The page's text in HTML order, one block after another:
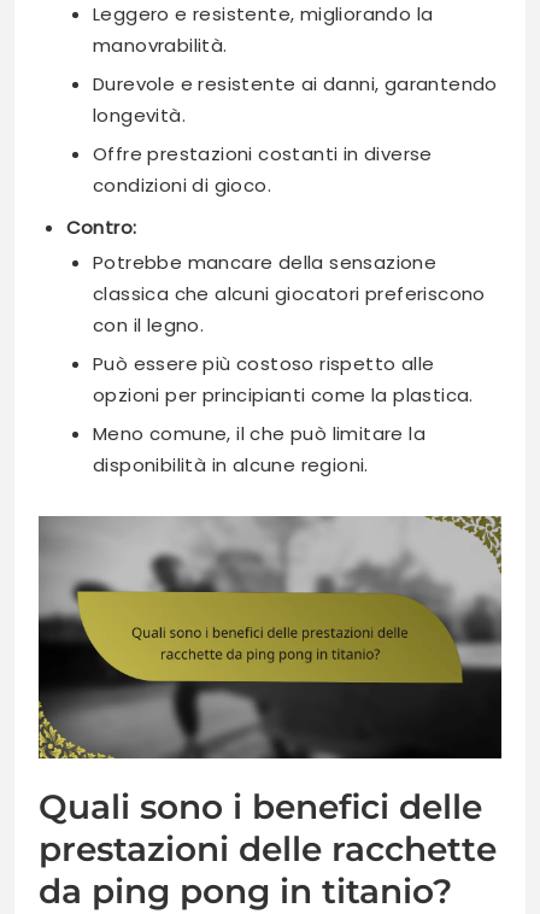
Leggero e resistente, migliorando la
manovrabilità.
Durevole e resistente ai danni, garantendo
longevità.
Offre prestazioni costanti in diverse
condizioni di gioco.
Contro:
Potrebbe mancare della sensazione
classica che alcuni giocatori preferiscono
con il legno.
Può essere più costoso rispetto alle
opzioni per principianti come la plastica.
Meno comune, il che può limitare la
disponibilità in alcune regioni.
Quali sono i benefici delle
prestazioni delle racchette
da ping pong in titanio?